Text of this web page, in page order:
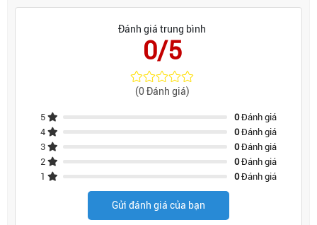
Đánh giá trung bình
0/5
(0 Đánh giá)
5 0Đánh giá
4
0Đánh giá
3
0Đánh giá
2
0Đánh giá
1
0Đánh giá
Gửi đánh giá của bạn